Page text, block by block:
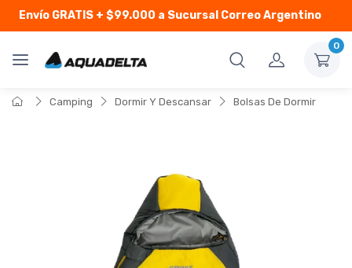
Envío GRATIS+ $99.000 a Sucursal Correo Argentino
0
Camping Dormir Y Descansar Bolsas De Dormir